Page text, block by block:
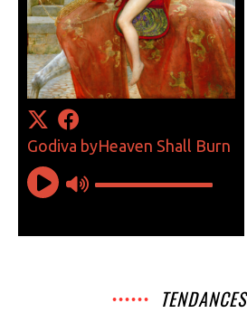
TENDANCES